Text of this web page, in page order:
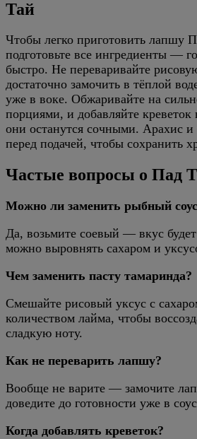
Тай
Чтобы легко приготовить лапшу
подготовьте все ингредиенты —
быстро. Не переваривайте
достаточно замочить в тёплой
уже в воке. Обжаривайте на
порциями, и добавляйте
они останутся сочными. Арахис и
перед подачей, чтобы сохранить
Частые вопросы о Пад
Можно ли заменить рыбный
Да, возьмите соевый — вкус
можно выровнять сахаром и
Чем заменить пасту тамаринда?
Смешайте рисовый уксус с
количеством лайма, чтобы
сладкую ноту.
Как не переварить лапшу?
Вообще не варите — замочите
доведите до готовности уже в
Когда добавлять креветок?